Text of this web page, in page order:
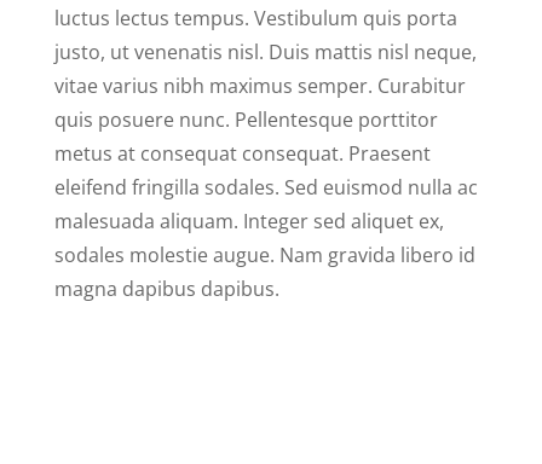
luctus lectus tempus. Vestibulum quis porta
justo, ut venenatis nisl. Duis mattis nisl neque,
vitae varius nibh maximus semper. Curabitur
quis posuere nunc. Pellentesque porttitor
metus at consequat consequat. Praesent
eleifend fringilla sodales. Sed euismod nulla ac
malesuada aliquam. Integer sed aliquet ex,
sodales molestie augue. Nam gravida libero id
magna dapibus dapibus.